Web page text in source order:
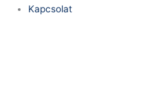
Kapcsolat